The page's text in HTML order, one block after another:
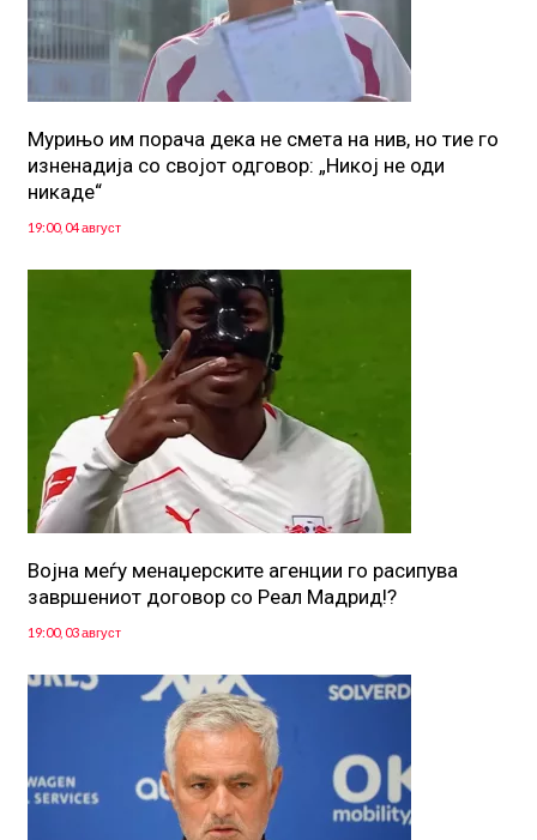
Мурињо им порача дека не смета на нив, но тие го
изненадија со својот одговор: „Никој не оди
никаде“
19:00, 04 август
Војна меѓу менаџерските агенции го расипува
завршениот договор со Реал Мадрид!?
19:00, 03 август